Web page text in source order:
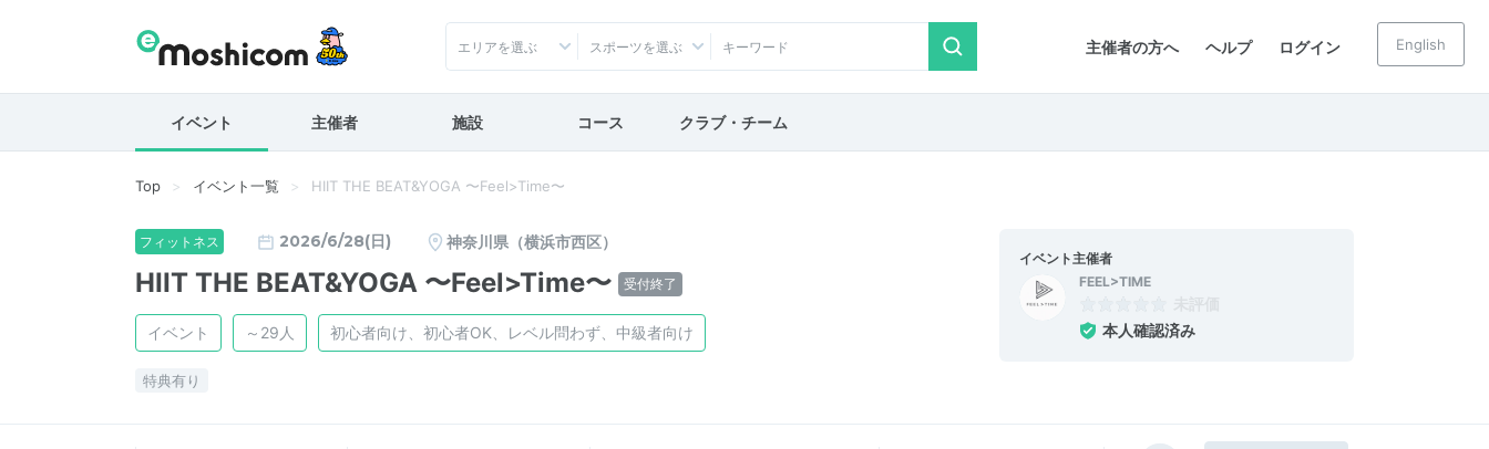
主催者の方へ ヘルプ ログイン
エリアを選ぶ スポーツを選ぶ English
イベント 主催者 施設 コース クラブ・チーム
Top イベント一覧 HIIT THE BEAT&YOGA 〜Feel>Time〜
フィットネス 2026/6/28(日) 神奈川県（横浜市西区）
HIIT THE BEAT&YOGA 〜Feel>Time〜 受付終了
イベント ～29人 初心者向け、初心者OK、レベル問わず、中級者向け
特典有り
イベント主催者
FEEL>TIME
本人確認済み